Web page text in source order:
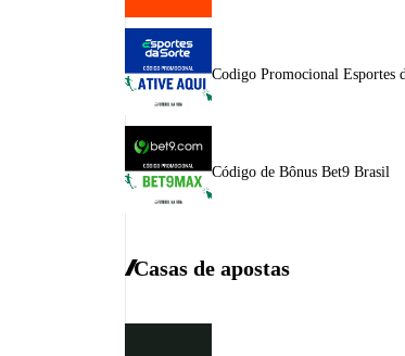
Codigo Promocional Esportes
Código de Bônus Bet9 Brasil
Casas de apostas